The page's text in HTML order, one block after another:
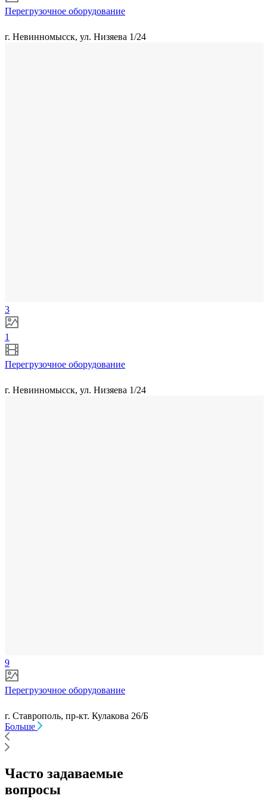
Перегрузочное оборудование
г. Невинномысск, ул. Низяева 1/24
3
1
Перегрузочное оборудование
г. Невинномысск, ул. Низяева 1/24
9
Перегрузочное оборудование
г. Ставрополь, пр-кт. Кулакова 26/Б
Больше
Часто задаваемые
вопросы